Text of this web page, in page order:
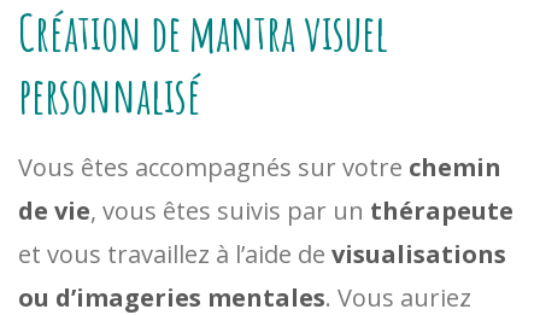
Création de mantra visuel
personnalisé
Vous êtes accompagnés sur votre chemin
de vie, vous êtes suivis par un thérapeute
et vous travaillez à l’aide de visualisations
ou d’imageries mentales. Vous auriez